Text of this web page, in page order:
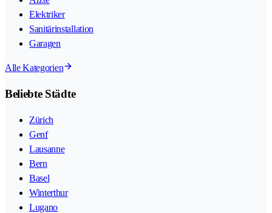
Elektriker
Sanitärinstallation
Garagen
Alle Kategorien
Beliebte Städte
Zürich
Genf
Lausanne
Bern
Basel
Winterthur
Lugano